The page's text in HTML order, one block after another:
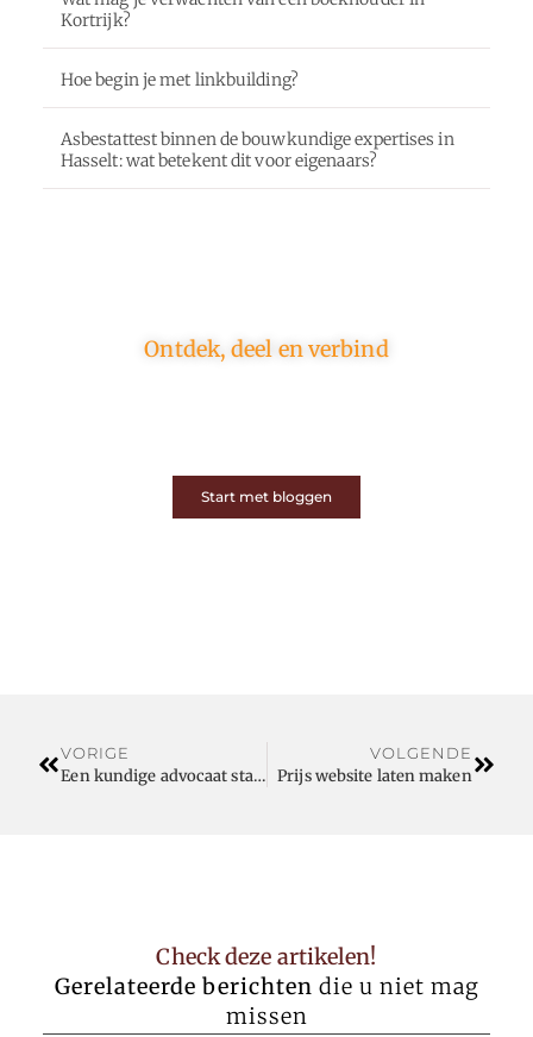
Kortrijk?
Hoe begin je met linkbuilding?
Asbestattest binnen de bouwkundige expertises in
Hasselt: wat betekent dit voor eigenaars?
Ontdek, deel en verbind
Start met bloggen
VORIGE
Een kundige advocaat staat klaar in geval van ondernemingsrecht of bouwverzekeringen
VOLGENDE
Prijs website laten maken
Check deze artikelen!
Gerelateerde berichten die u niet mag
missen